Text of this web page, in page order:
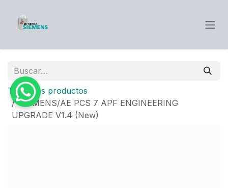
Todos los productos
SIEMENS/AE PCS 7 APF ENGINEERING
UPGRADE V1.4 (New)